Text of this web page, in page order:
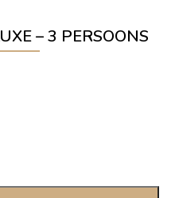
– 3 PERSOONS